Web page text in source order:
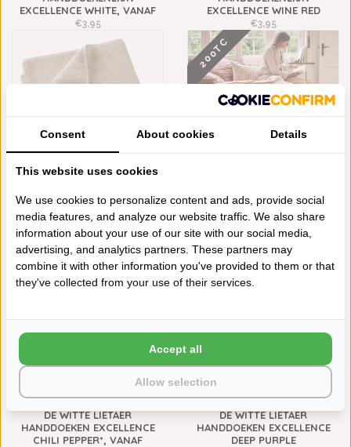
EXCELLENCE WHITE, VANAF
€3,95
EXCELLENCE WINE RED
€3,95
DE WITTE LIETAER
KEUKENHANDDOEK
EXCELLENCE 60X40 CM SAND
€8,95
200TC
ESSIX - VICHY BEIGE 200TC
€91,10
600 GRAMS
DE WITTE LIETAER
HANDDOEKEN EXCELLENCE
CHILI PEPPER*, VANAF
600 GRAMS
DE WITTE LIETAER
HANDDOEKEN EXCELLENCE
DEEP PURPLE
Consent About cookies Details
This website uses cookies
We use cookies to personalize content and ads, provide social
media features, and analyze our website traffic. We also share
information about your use of our site with our social media,
advertising, and analytics partners. These partners may
combine it with other information you've provided to them or that
they've collected from your use of their services.
Allow selection
Accept all